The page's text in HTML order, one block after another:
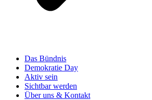
Das Bündnis
Demokratie Day
Aktiv sein
Sichtbar werden
Über uns & Kontakt